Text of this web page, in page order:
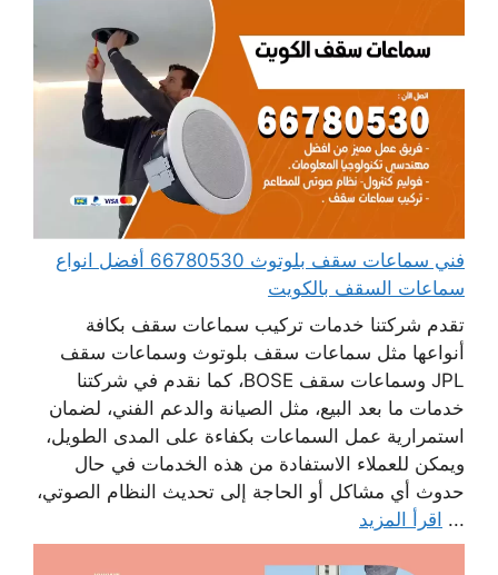
فني سماعات سقف بلوتوث 66780530 أفضل انواع
سماعات السقف بالكويت
تقدم شركتنا خدمات تركيب سماعات سقف بكافة
أنواعها مثل سماعات سقف بلوتوث وسماعات سقف
JPL وسماعات سقف BOSE، كما نقدم في شركتنا
خدمات ما بعد البيع، مثل الصيانة والدعم الفني، لضمان
استمرارية عمل السماعات بكفاءة على المدى الطويل،
ويمكن للعملاء الاستفادة من هذه الخدمات في حال
حدوث أي مشاكل أو الحاجة إلى تحديث النظام الصوتي،
... اقرأ المزيد